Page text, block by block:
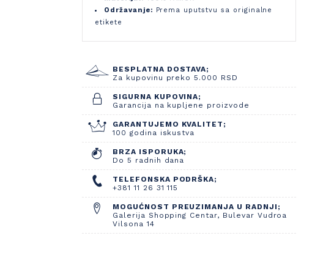
Održavanje: Prema uputstvu sa originalne
etikete
BESPLATNA DOSTAVA;
Za kupovinu preko 5.000 RSD
SIGURNA KUPOVINA;
Garancija na kupljene proizvode
GARANTUJEMO KVALITET;
100 godina iskustva
BRZA ISPORUKA;
Do 5 radnih dana
TELEFONSKA PODRŠKA;
+381 11 26 31 115
MOGUĆNOST PREUZIMANJA U RADNJI;
Galerija Shopping Centar, Bulevar Vudroa
Vilsona 14